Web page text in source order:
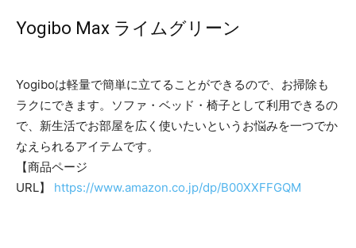
Yogibo Max ライムグリーン
Yogiboは軽量で簡単に立てることができるので、お掃除も
ラクにできます。ソファ・ベッド・椅子として利用できるの
で、新生活でお部屋を広く使いたいというお悩みを一つでか
なえられるアイテムです。
【商品ページ
URL】 https://www.amazon.co.jp/dp/B00XXFFGQM